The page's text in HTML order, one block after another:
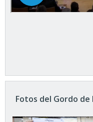
Fotos del Gordo